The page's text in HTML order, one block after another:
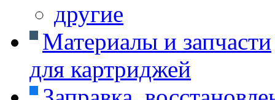
другие
Материалы и запчасти
для картриджей